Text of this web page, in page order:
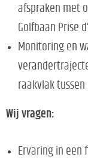
afspraken met
Golfbaan Prise
Monitoring en
raakvlak
Wij vragen:
Ervaring in een